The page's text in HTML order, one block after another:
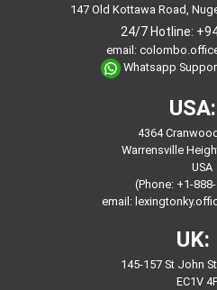
147 Old Kottawa Road,
24/7 Hotline:
email:
Whatsapp
USA:
4364
Warrensville
USA
(Phone: +1-
email:
UK:
145-157 St John
EC1V